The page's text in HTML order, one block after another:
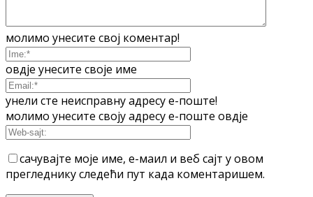
молимо унесите свој коментар!
овдје унесите своје име
унели сте неисправну адресу е-поште!
молимо унесите своју адресу е-поште овдје
сачувајте моје име, е-маил и веб сајт у овом
прегледнику следећи пут када коментаришем.